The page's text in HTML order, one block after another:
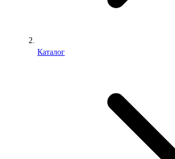
Каталог